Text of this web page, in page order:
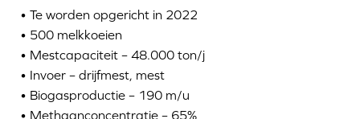
• Te worden opgericht in 2022
• 500 melkkoeien
• Mestcapaciteit – 48.000 ton/j
• Invoer – drijfmest, mest
• Biogasproductie – 190 m/u
• Methaanconcentratie – 65%